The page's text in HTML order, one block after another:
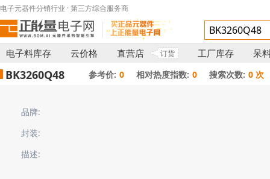
电子元器件分销行业 · 第三方综合服务商
电子料库存 云价格 直营店 订货 工厂库存 呆
BK3260Q48 参考价: 0 相对热度指数: 0 搜索次数: 0 次
品牌:
封装:
描述: